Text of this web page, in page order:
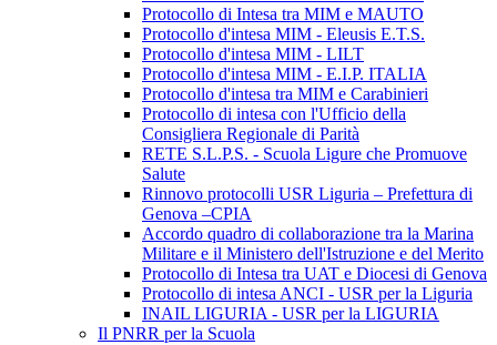
Protocollo di Intesa tra MIM e MAUTO
Protocollo d'intesa MIM - Eleusis E.T.S.
Protocollo d'intesa MIM - LILT
Protocollo d'intesa MIM - E.I.P. ITALIA
Protocollo d'intesa tra MIM e Carabinieri
Protocollo di intesa con l'Ufficio della
Consigliera Regionale di Parità
RETE S.L.P.S. - Scuola Ligure che Promuove
Salute
Rinnovo protocolli USR Liguria – Prefettura di
Genova –CPIA
Accordo quadro di collaborazione tra la Marina
Militare e il Ministero dell'Istruzione e del Merito
Protocollo di Intesa tra UAT e Diocesi di Genova
Protocollo di intesa ANCI - USR per la Liguria
INAIL LIGURIA - USR per la LIGURIA
Il PNRR per la Scuola